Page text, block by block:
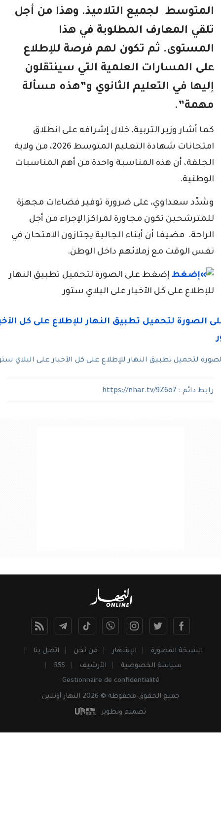
المتوسط لجميع التلاميذ. وهذا من أجل
تلقي المعارف المطلوبة في هذا
المستوى. ثم تكون لهم فرصة للإطلاع
على المسارات العلمية التي سينتقلون
إليها في التعليم الثانوي و”هذه مسألة
مهمة”.
كما أشار وزير التربية، خلال إشرافه على انطلاق
امتحانات شهادة التعليم المتوسط 2026، من ولاية
الجلفة، أن هذه المناسبة واحدة من أهم المناسبات
الوطنية.
وشدّد سعداوي، على ضرورة توفير فضاءات مجهزة
للمترشحين تكون مجاورة لمراكز الإجراء من أجل
الراحة. مضيفا أن أبناء الجالية يجتازون الامتحان في
نفس الوقت مع زملائهم داخل الوطن.
إضغط على الصورة لتحميل تطبيق النهار
للإطلاع على كل الآخبار على البلاي ستور
لتحميل تطبيق النهار للإطلاع على كل الآخبار على البلاي
رابط دائم : https://nhar.tv/9Z6o7
النسخة المصورة الإشهار من نحن
اتصل بنا
سياسة الخصوصية
الأرشيف
RSS
Gestionnaire de confidentialité
جميع الحقوق محفوظة © 2026 النهار أونلاين
تصميم وتطوير